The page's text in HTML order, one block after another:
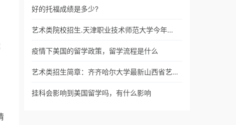
​好的托福成绩是多少?
艺术类院校招生.天津职业技术师范大学今年…
疫情下美国的留学政策，留学流程是什么
艺术类招生简章：齐齐哈尔大学最新山西省艺…
挂科会影响到美国留学吗，有什么影响